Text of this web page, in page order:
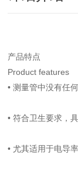
产品特点
Product features
•测量管中没有任
•符合卫生要求，
• 尤其适用于电导